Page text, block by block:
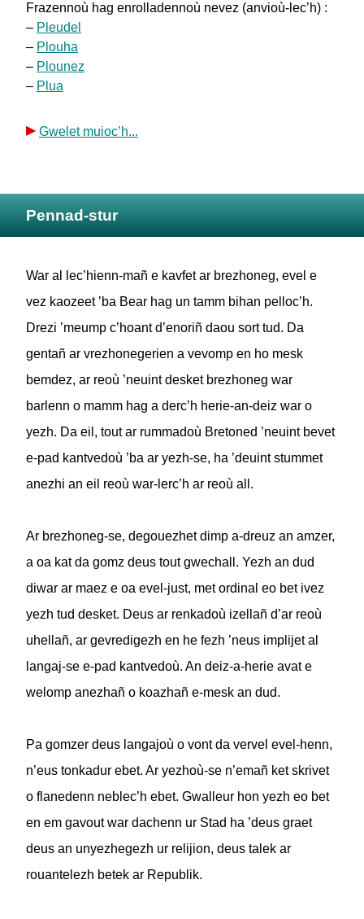
Frazennoù hag enrolladennoù nevez (anvioù-lec’h) :
– Pleudel
– Plouha
– Plounez
– Plua
Gwelet muioc’h...
Pennad-stur
War al lec’hienn-mañ e kavfet ar brezhoneg, evel e
vez kaozeet ’ba Bear hag un tamm bihan pelloc’h.
Drezi ’meump c’hoant d’enoriñ daou sort tud. Da
gentañ ar vrezhonegerien a vevomp en ho mesk
bemdez, ar reoù ’neuint desket brezhoneg war
barlenn o mamm hag a derc’h herie-an-deiz war o
yezh. Da eil, tout ar rummadoù Bretoned ’neuint bevet
e-pad kantvedoù ’ba ar yezh-se, ha ’deuint stummet
anezhi an eil reoù war-lerc’h ar reoù all.
Ar brezhoneg-se, degouezhet dimp a-dreuz an amzer,
a oa kat da gomz deus tout gwechall. Yezh an dud
diwar ar maez e oa evel-just, met ordinal eo bet ivez
yezh tud desket. Deus ar renkadoù izellañ d’ar reoù
uhellañ, ar gevredigezh en he fezh ’neus implijet al
langaj-se e-pad kantvedoù. An deiz-a-herie avat e
welomp anezhañ o koazhañ e-mesk an dud.
Pa gomzer deus langajoù o vont da vervel evel-henn,
n’eus tonkadur ebet. Ar yezhoù-se n’emañ ket skrivet
o flanedenn neblec’h ebet. Gwalleur hon yezh eo bet
en em gavout war dachenn ur Stad ha ’deus graet
deus an unyezhegezh ur relijion, deus talek ar
rouantelezh betek ar Republik.